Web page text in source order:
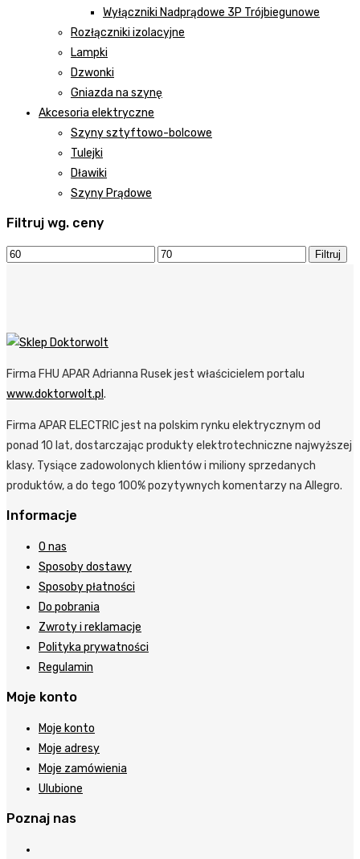
Wyłączniki Nadprądowe 3P Trójbiegunowe
Rozłączniki izolacyjne
Lampki
Dzwonki
Gniazda na szynę
Akcesoria elektryczne
Szyny sztyftowo-bolcowe
Tulejki
Dławiki
Szyny Prądowe
Filtruj wg. ceny
Filtruj
Firma FHU APAR Adrianna Rusek jest właścicielem portalu
www.doktorwolt.pl .
Firma APAR ELECTRIC jest na polskim rynku elektrycznym od
ponad 10 lat, dostarczając produkty elektrotechniczne najwyższej
klasy. Tysiące zadowolonych klientów i miliony sprzedanych
produktów, a do tego 100% pozytywnych komentarzy na Allegro.
Informacje
O nas
Sposoby dostawy
Sposoby płatności
Do pobrania
Zwroty i reklamacje
Polityka prywatności
Regulamin
Moje konto
Moje konto
Moje adresy
Moje zamówienia
Ulubione
Poznaj nas